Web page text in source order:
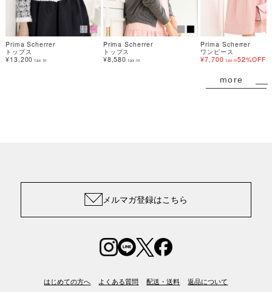
Prima Scherrer
トップス
¥13,200 tax in
Prima Scherrer
トップス
¥8,580 tax in
Prima Scherrer
ワンピース
¥7,700 tax in52%OFF
more
メルマガ登録はこちら
はじめての方へ よくある質問 配送・送料 返品について